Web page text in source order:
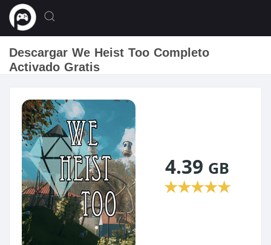
Descargar We Heist Too Completo
Activado Gratis
4.39 GB
★★★★★